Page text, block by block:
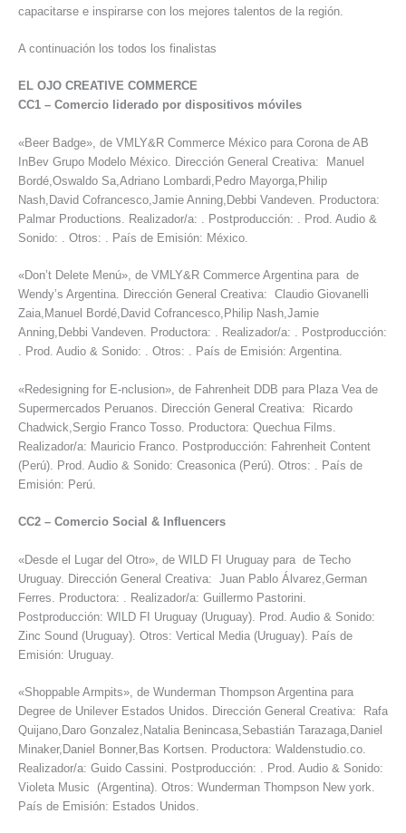
capacitarse e inspirarse con los mejores talentos de la región.
A continuación los todos los finalistas
EL OJO CREATIVE COMMERCE
CC1 – Comercio liderado por dispositivos móviles
«Beer Badge», de VMLY&R Commerce México para Corona de AB
InBev Grupo Modelo México. Dirección General Creativa: Manuel
Bordé,Oswaldo Sa,Adriano Lombardi,Pedro Mayorga,Philip
Nash,David Cofrancesco,Jamie Anning,Debbi Vandeven. Productora:
Palmar Productions. Realizador/a: . Postproducción: . Prod. Audio &
Sonido: . Otros: . País de Emisión: México.
«Don’t Delete Menú», de VMLY&R Commerce Argentina para de
Wendy’s Argentina. Dirección General Creativa: Claudio Giovanelli
Zaia,Manuel Bordé,David Cofrancesco,Philip Nash,Jamie
Anning,Debbi Vandeven. Productora: . Realizador/a: . Postproducción:
. Prod. Audio & Sonido: . Otros: . País de Emisión: Argentina.
«Redesigning for E-nclusion», de Fahrenheit DDB para Plaza Vea de
Supermercados Peruanos. Dirección General Creativa: Ricardo
Chadwick,Sergio Franco Tosso. Productora: Quechua Films.
Realizador/a: Mauricio Franco. Postproducción: Fahrenheit Content
(Perú). Prod. Audio & Sonido: Creasonica (Perú). Otros: . País de
Emisión: Perú.
CC2 – Comercio Social & Influencers
«Desde el Lugar del Otro», de WILD FI Uruguay para de Techo
Uruguay. Dirección General Creativa: Juan Pablo Álvarez,German
Ferres. Productora: . Realizador/a: Guillermo Pastorini.
Postproducción: WILD FI Uruguay (Uruguay). Prod. Audio & Sonido:
Zinc Sound (Uruguay). Otros: Vertical Media (Uruguay). País de
Emisión: Uruguay.
«Shoppable Armpits», de Wunderman Thompson Argentina para
Degree de Unilever Estados Unidos. Dirección General Creativa: Rafa
Quijano,Daro Gonzalez,Natalia Benincasa,Sebastián Tarazaga,Daniel
Minaker,Daniel Bonner,Bas Kortsen. Productora: Waldenstudio.co.
Realizador/a: Guido Cassini. Postproducción: . Prod. Audio & Sonido:
Violeta Music (Argentina). Otros: Wunderman Thompson New york.
País de Emisión: Estados Unidos.